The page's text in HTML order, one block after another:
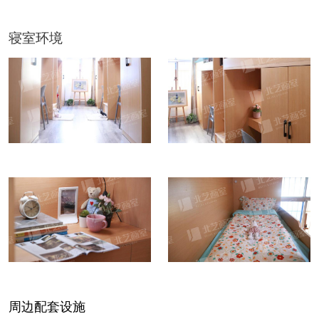
寝室环境
周边配套设施